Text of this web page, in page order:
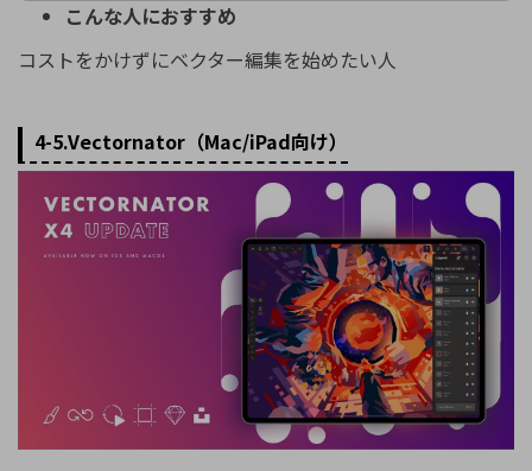
こんな人におすすめ
コストをかけずにベクター編集を始めたい人
4-5.Vectornator（Mac/iPad向け）